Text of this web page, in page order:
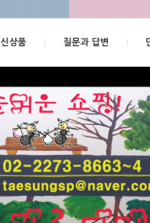
신상품 질문과 답변